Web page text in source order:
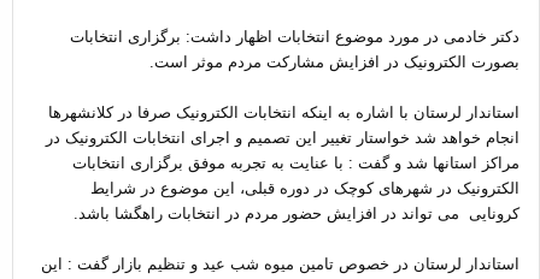
دکتر خادمی در مورد موضوع انتخابات اظهار داشت: برگزاری انتخابات
بصورت الکترونیک در افزایش مشارکت مردم موثر است.
استاندار لرستان با اشاره به اینکه انتخابات الکترونیک صرفا در کلانشهرها
انجام خواهد شد خواستار تغییر این تصمیم و اجرای انتخابات الکترونیک در
مراکز استانها شد و گفت : با عنایت به تجربه موفق برگزاری انتخابات
الکترونیک در شهرهای کوچک در دوره قبلی، این موضوع در شرایط
کرونایی می تواند در افزایش حضور مردم در انتخابات راهگشا باشد.
استاندار لرستان در خصوص تامین میوه شب عید و تنظیم بازار گفت : این